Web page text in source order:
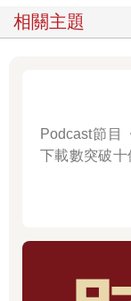
相關主題
Podcast節目
下載數突破十
讀歷史中的